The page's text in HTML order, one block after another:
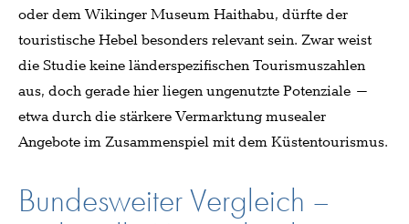
oder dem Wikinger Museum Haithabu, dürfte der
touristische Hebel besonders relevant sein. Zwar weist
die Studie keine länderspezifischen Tourismuszahlen
aus, doch gerade hier liegen ungenutzte Potenziale –
etwa durch die stärkere Vermarktung musealer
Angebote im Zusammenspiel mit dem Küstentourismus.
Bundesweiter Vergleich –